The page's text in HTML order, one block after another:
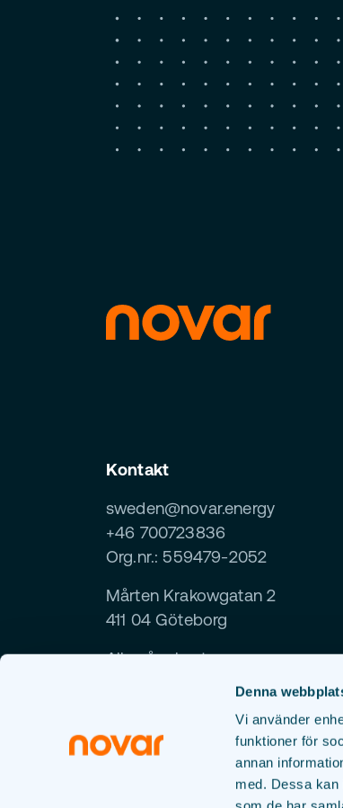
Denna
Vi använder
funktioner för
annan
med. Dessa kan
Kontakt
sweden@novar.energy
+46 700723836
Org.nr.: 559479-2052
Mårten Krakowgatan 2
411 04 Göteborg
Alla våra kontor